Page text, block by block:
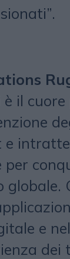
il
e
per
globale.
e